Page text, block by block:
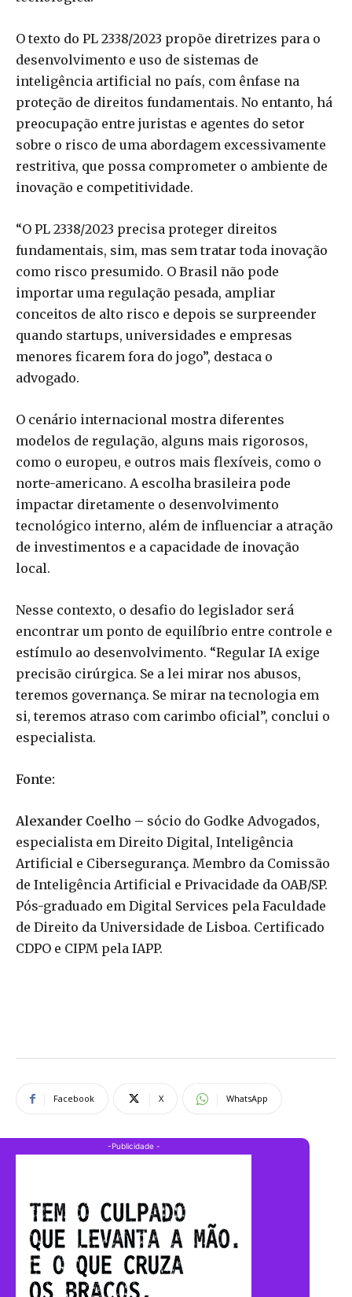
O texto do PL 2338/2023 propõe diretrizes para o
desenvolvimento e uso de sistemas de
inteligência artificial no país, com ênfase na
proteção de direitos fundamentais. No entanto, há
preocupação entre juristas e agentes do setor
sobre o risco de uma abordagem excessivamente
restritiva, que possa comprometer o ambiente de
inovação e competitividade.
“O PL 2338/2023 precisa proteger direitos
fundamentais, sim, mas sem tratar toda inovação
como risco presumido. O Brasil não pode
importar uma regulação pesada, ampliar
conceitos de alto risco e depois se surpreender
quando startups, universidades e empresas
menores ficarem fora do jogo”, destaca o
advogado.
O cenário internacional mostra diferentes
modelos de regulação, alguns mais rigorosos,
como o europeu, e outros mais flexíveis, como o
norte-americano. A escolha brasileira pode
impactar diretamente o desenvolvimento
tecnológico interno, além de influenciar a atração
de investimentos e a capacidade de inovação
local.
Nesse contexto, o desafio do legislador será
encontrar um ponto de equilíbrio entre controle e
estímulo ao desenvolvimento. “Regular IA exige
precisão cirúrgica. Se a lei mirar nos abusos,
teremos governança. Se mirar na tecnologia em
si, teremos atraso com carimbo oficial”, conclui o
especialista.
Fonte:
Alexander Coelho – sócio do Godke Advogados,
especialista em Direito Digital, Inteligência
Artificial e Cibersegurança. Membro da Comissão
de Inteligência Artificial e Privacidade da OAB/SP.
Pós-graduado em Digital Services pela Faculdade
de Direito da Universidade de Lisboa. Certificado
CDPO e CIPM pela IAPP.
Facebook X WhatsApp
-Publicidade -